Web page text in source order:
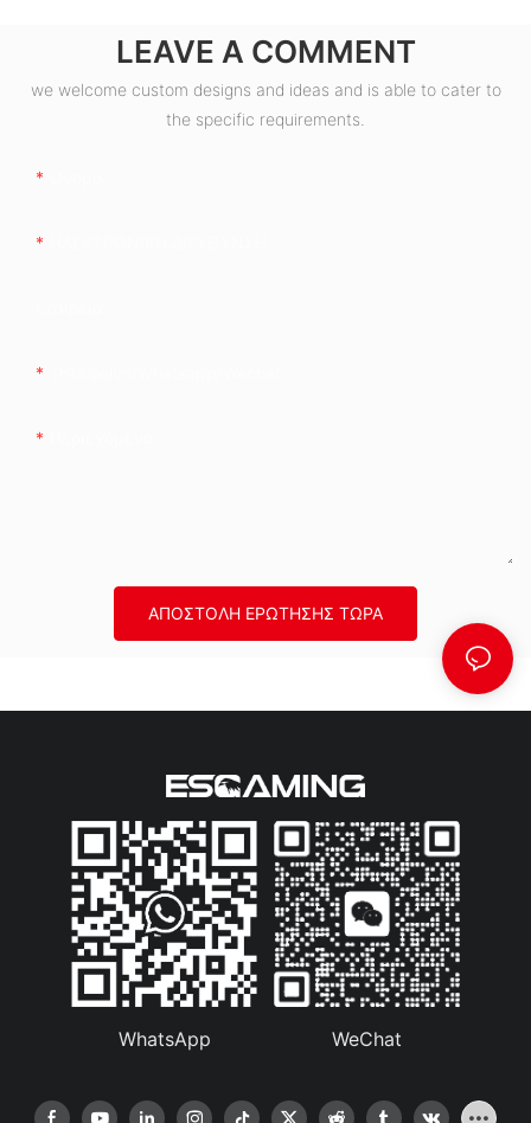
LEAVE A COMMENT
we welcome custom designs and ideas and is able to cater to
the specific requirements.
ΑΠΟΣΤΟΛΉ ΕΡΏΤΗΣΗΣ ΤΏΡΑ
WhatsApp WeChat